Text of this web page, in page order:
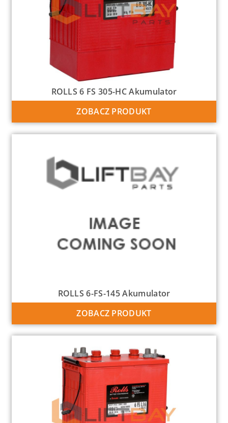
ROLLS 6 FS 305-HC Akumulator
ZOBACZ PRODUKT
ROLLS 6-FS-145 Akumulator
ZOBACZ PRODUKT